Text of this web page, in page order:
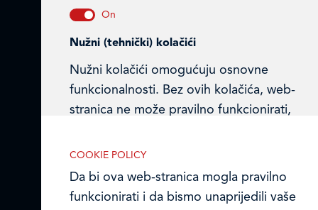
Ledo Hrvatska
Prodajni centri
Ledo u inozemstvu
Online formular
Obavijest o Privatnosti i Kolačići
COOKIE POLICY
Da bi ova web-stranica mogla pravilno
funkcionirati i da bismo unaprijedili vaše
Nužni (tehnički) kolačići
Nužni kolačići omogućuju osnovne
funkcionalnosti. Bez ovih kolačića, web-
stranica ne može pravilno funkcionirati,
postavki u svome web-pregledniku.